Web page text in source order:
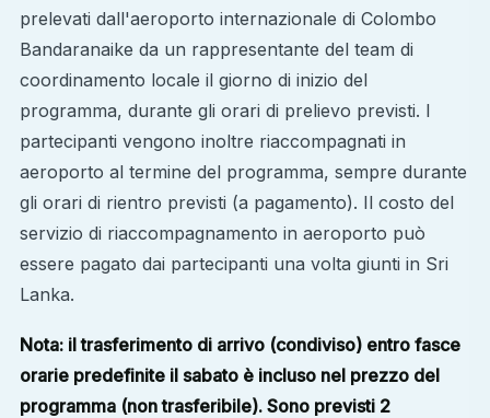
prelevati dall'aeroporto internazionale di Colombo
Bandaranaike da un rappresentante del team di
coordinamento locale il giorno di inizio del
programma, durante gli orari di prelievo previsti. I
partecipanti vengono inoltre riaccompagnati in
aeroporto al termine del programma, sempre durante
gli orari di rientro previsti (a pagamento). Il costo del
servizio di riaccompagnamento in aeroporto può
essere pagato dai partecipanti una volta giunti in Sri
Lanka.
Nota: il trasferimento di arrivo (condiviso) entro fasce
orarie predefinite il sabato è incluso nel prezzo del
programma (non trasferibile). Sono previsti 2